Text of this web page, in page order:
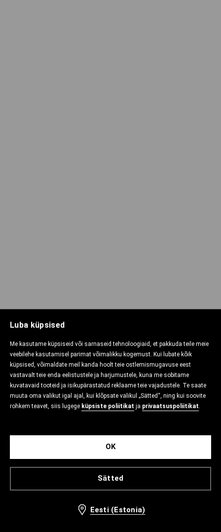
Luba küpsised
Me kasutame küpsiseid või sarnaseid tehnoloogiaid, et pakkuda teile meie
veebilehe kasutamisel parimat võimalikku kogemust. Kui lubate kõik
küpsised, võimaldate meil kanda hoolt teie ostlemismugavuse eest
vastavalt teie enda eelistustele ja harjumustele, kuna me sobitame
kuvatavaid tooteid ja isikupärastatud reklaame teie vajadustele. Te saate
muuta oma valikut igal ajal, kui klõpsate valikul „Sätted“, ning kui soovite
rohkem teavet, siis lugege küpsiste poliitikat ja privaatsuspoliitikat.
Sätted
OK
Eesti (Estonia)